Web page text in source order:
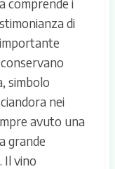
comprende i
di
simbolo
nei
avuto una
grande
Il vino